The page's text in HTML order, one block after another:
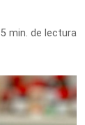
5 min. de lectura